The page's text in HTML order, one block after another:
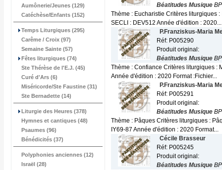
Aumônerie/Jeunes (129)
Catéchèse/Enfants (152)
Temps Liturgiques (295)
Carême / Croix (97)
Semaine Sainte (57)
Fêtes liturgiques (74)
Ste Thérèse de l'E.J. (45)
Curé d'Ars (6)
Miséricorde/Ste Faustine (31)
Ste Bernadette (14)
Liturgie des Heures (378)
Hymnes et cantiques (48)
Psaumes (96)
Bénédicités (37)
Polyphonies anciennes (12)
Israël (28)
Béatitudes Musique
Thème : Eucharistie Critères liturgiques
SECLI : DEV512 Année d'édition : 2020...
P.Franziskus-Maria
Réf: P005290
Produit original:
Béatitudes Musique
Thème : Confiance Critères liturgiques :
Année d'édition : 2020 Format :Fichier...
P.Franziskus-Maria
Réf: P005291
Produit original:
Béatitudes Musique
Thème : Pâques Critères liturgiques :
IY69-87 Année d'édition : 2020 Format...
Cécile Brasseur
Réf: P005245
Produit original:
Béatitudes Musique